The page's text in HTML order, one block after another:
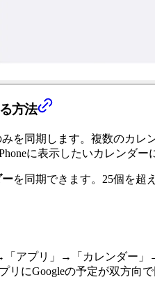
方法
を同期します。複数のカ
に表示したいカレンダ
ーを同期できます。25個を超
「アプリ」→「カレンダー
リにGoogleの予定が双方向で